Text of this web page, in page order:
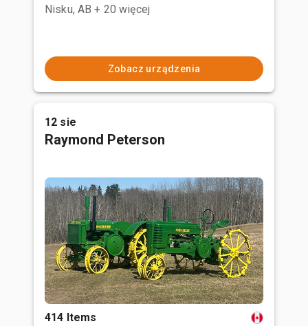
Nisku, AB + 20 więcej
Zobacz urządzenia
12 sie
Raymond Peterson
414 Items